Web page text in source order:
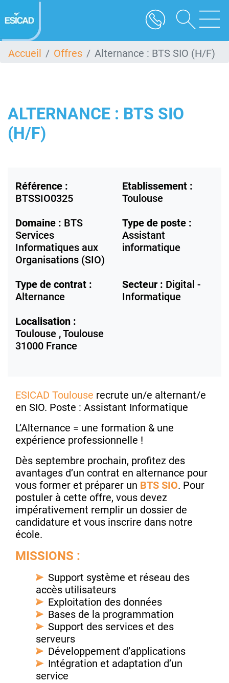
au
contenu
Accueil Offres Alternance : BTS SIO (H/F)
ALTERNANCE : BTS SIO
(H/F)
Référence :
BTSSIO0325
Etablissement :
Toulouse
Domaine : BTS
Services
Informatiques aux
Organisations (SIO)
Type de poste :
Assistant
informatique
Type de contrat :
Alternance
Secteur : Digital -
Informatique
Localisation :
Toulouse ,Toulouse
31000 France
ESICAD Toulouse recrute un/e alternant/e
en SIO. Poste : Assistant Informatique
L’Alternance = une formation & une
expérience professionnelle !
Dès septembre prochain, profitez des
avantages d’un contrat en alternance pour
vous former et préparer un BTS SIO. Pour
postuler à cette offre, vous devez
impérativement remplir un dossier de
candidature et vous inscrire dans notre
école.
MISSIONS :
Support système et réseau des
accès utilisateurs
Exploitation des données
Bases de la programmation
Support des services et des
serveurs
Développement d’applications
Intégration et adaptation d’un
service